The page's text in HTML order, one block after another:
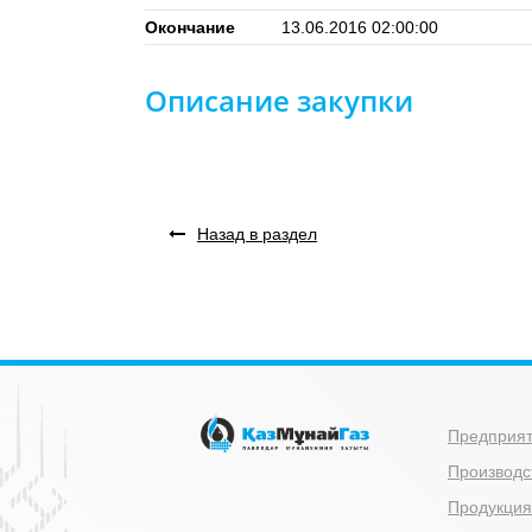
Окончание
13.06.2016 02:00:00
Описание закупки
Назад в раздел
Продукция